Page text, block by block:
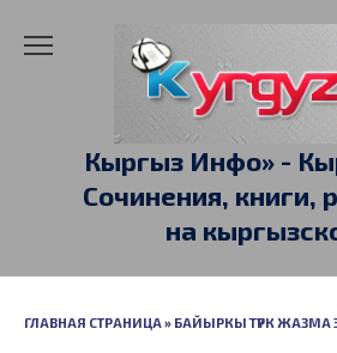
Кыргыз Инфо» -
Сочинения, книги,
на
ГЛАВНАЯ СТРАНИЦА» БАЙЫРКЫ ТҮРК ЖАЗМА